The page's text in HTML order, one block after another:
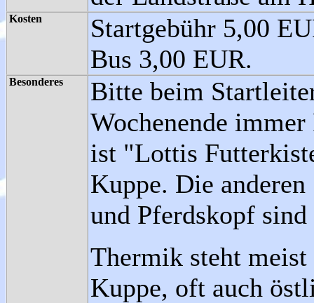
Kosten
Startgebühr 5,00
Bus 3,00 EUR.
Besonderes
Bitte beim
Wochenende
ist "Lottis
Kuppe. Die anderen
und Pferdskopf
Thermik steht
Kuppe, oft auch